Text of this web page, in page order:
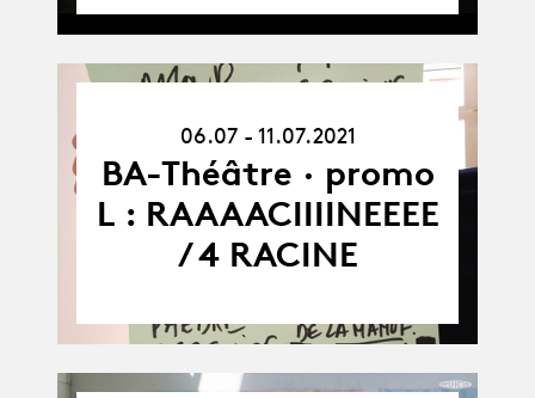
11.07.21
06.07 - 11.07.2021
BA-Théâtre · promo
L : RAAAACIIIINEEEE
/ 4 RACINE